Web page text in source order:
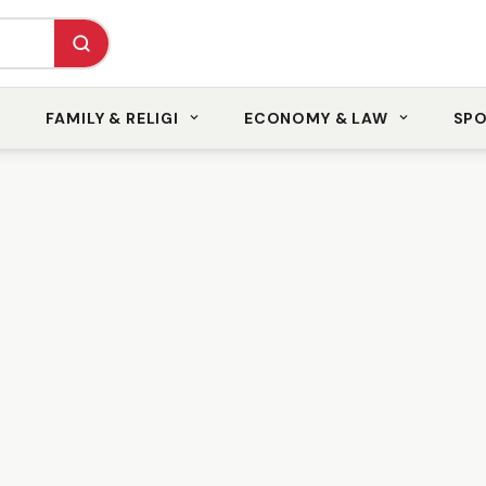
FAMILY & RELIGI ECONOMY & LAW